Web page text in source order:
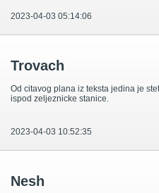
2023-04-03 05:14:06
Trovach
Od citavog plana iz teksta jedina je
ispod zeljeznicke stanice.
2023-04-03 10:52:35
Nesh